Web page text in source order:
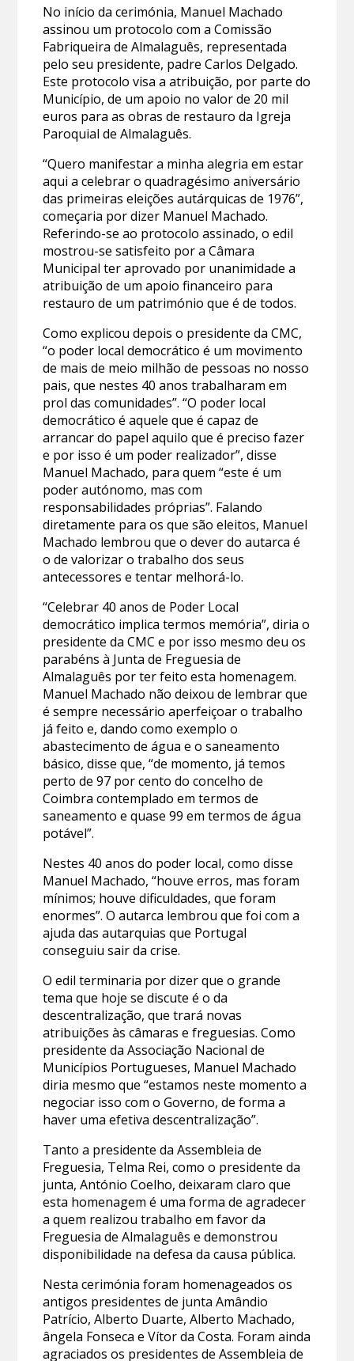
No início da cerimónia, Manuel Machado
assinou um protocolo com a Comissão
Fabriqueira de Almalaguês, representada
pelo seu presidente, padre Carlos Delgado.
Este protocolo visa a atribuição, por parte do
Município, de um apoio no valor de 20 mil
euros para as obras de restauro da Igreja
Paroquial de Almalaguês.
“Quero manifestar a minha alegria em estar
aqui a celebrar o quadragésimo aniversário
das primeiras eleições autárquicas de 1976”,
começaria por dizer Manuel Machado.
Referindo-se ao protocolo assinado, o edil
mostrou-se satisfeito por a Câmara
Municipal ter aprovado por unanimidade a
atribuição de um apoio financeiro para
restauro de um património que é de todos.
Como explicou depois o presidente da CMC,
“o poder local democrático é um movimento
de mais de meio milhão de pessoas no nosso
pais, que nestes 40 anos trabalharam em
prol das comunidades”. “O poder local
democrático é aquele que é capaz de
arrancar do papel aquilo que é preciso fazer
e por isso é um poder realizador”, disse
Manuel Machado, para quem “este é um
poder autónomo, mas com
responsabilidades próprias”. Falando
diretamente para os que são eleitos, Manuel
Machado lembrou que o dever do autarca é
o de valorizar o trabalho dos seus
antecessores e tentar melhorá-lo.
“Celebrar 40 anos de Poder Local
democrático implica termos memória”, diria o
presidente da CMC e por isso mesmo deu os
parabéns à Junta de Freguesia de
Almalaguês por ter feito esta homenagem.
Manuel Machado não deixou de lembrar que
é sempre necessário aperfeiçoar o trabalho
já feito e, dando como exemplo o
abastecimento de água e o saneamento
básico, disse que, “de momento, já temos
perto de 97 por cento do concelho de
Coimbra contemplado em termos de
saneamento e quase 99 em termos de água
potável”.
Nestes 40 anos do poder local, como disse
Manuel Machado, “houve erros, mas foram
mínimos; houve dificuldades, que foram
enormes”. O autarca lembrou que foi com a
ajuda das autarquias que Portugal
conseguiu sair da crise.
O edil terminaria por dizer que o grande
tema que hoje se discute é o da
descentralização, que trará novas
atribuições às câmaras e freguesias. Como
presidente da Associação Nacional de
Municípios Portugueses, Manuel Machado
diria mesmo que “estamos neste momento a
negociar isso com o Governo, de forma a
haver uma efetiva descentralização”.
Tanto a presidente da Assembleia de
Freguesia, Telma Rei, como o presidente da
junta, António Coelho, deixaram claro que
esta homenagem é uma forma de agradecer
a quem realizou trabalho em favor da
Freguesia de Almalaguês e demonstrou
disponibilidade na defesa da causa pública.
Nesta cerimónia foram homenageados os
antigos presidentes de junta Amândio
Patrício, Alberto Duarte, Alberto Machado,
ângela Fonseca e Vítor da Costa. Foram ainda
agraciados os presidentes de Assembleia de